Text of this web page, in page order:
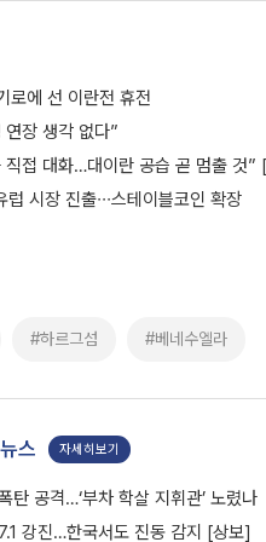
로에 선 이란전 휴전
장 생각 없다”
직접 대화…대이란 공습 곧 멈출 것”
시장 진출∙∙∙스테이블코인 확장
#하르그섬 #베네수엘라
스 자세히보기
탄 공격…‘부차 학살 지휘관’ 노렸나
강진…한국서도 진동 감지 [상보]